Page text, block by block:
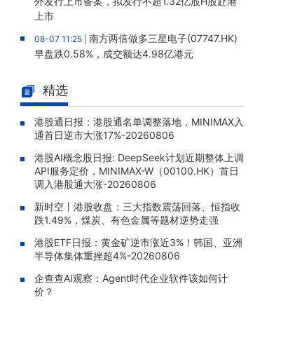
上市
08-07 11:25 | 南方两倍做多三星电子(07747.HK)
早盘跌0.58%，成交额达4.98亿港元
早盘跌8.63%，成交额达46.56亿港元
08-07 11:04 |
3%，成交额达706.11万港元
08-07 11:00 |华夏恒生生科(03069.HK)早盘涨
2.28%，成交额达4128.17万港元
08-07 10:55 |GlobalX中国生物科技(02820.HK)
早盘涨2.65%，成交额达169.11万港元
08-07 10:50 | X南方中创业-R(83147.HK)早盘涨
1.71%，成交额达255.4万元人民币
精选
港股通日报：港股通名单调整落地，MINIMAX入
通首日逆市大涨17%-20260806
港股AI概念股日报: DeepSeek计划近期整体上调
API服务定价，MINIMAX-W（00100.HK）首日
调入港股通大涨-20260806
新时空丨港股收盘：三大指数震荡回落、恒指收
跌1.49%，煤炭、有色金属等题材逆势走强
港股ETF日报：黄金矿逆市涨近3%！韩国、亚洲
半导体集体重挫超4%-20260806
企查查AI观察：Agent时代企业软件该如何计
价？